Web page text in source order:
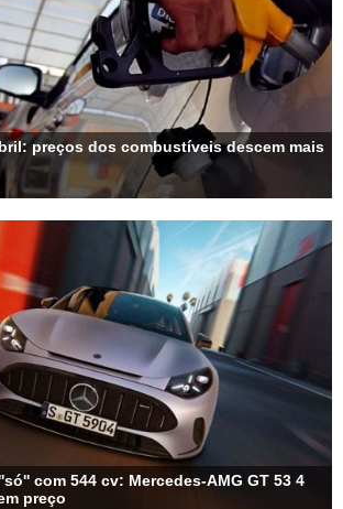
preços dos combustíveis descem mais
com 544 cv: Mercedes-AMG GT 53 4
preço